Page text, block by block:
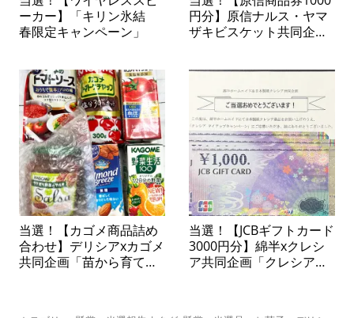
ーカー】「キリン氷結
春限定キャンペーン」
円分】原信ナルス・ヤマ
ザキビスケット共同企画
当選！【カゴメ商品詰め
合わせ】デリシアxカゴメ
共同企画「苗から育てて
当選！【JCBギフトカード
3000円分】綿半xクレシ
ア共同企画「クレシアタ